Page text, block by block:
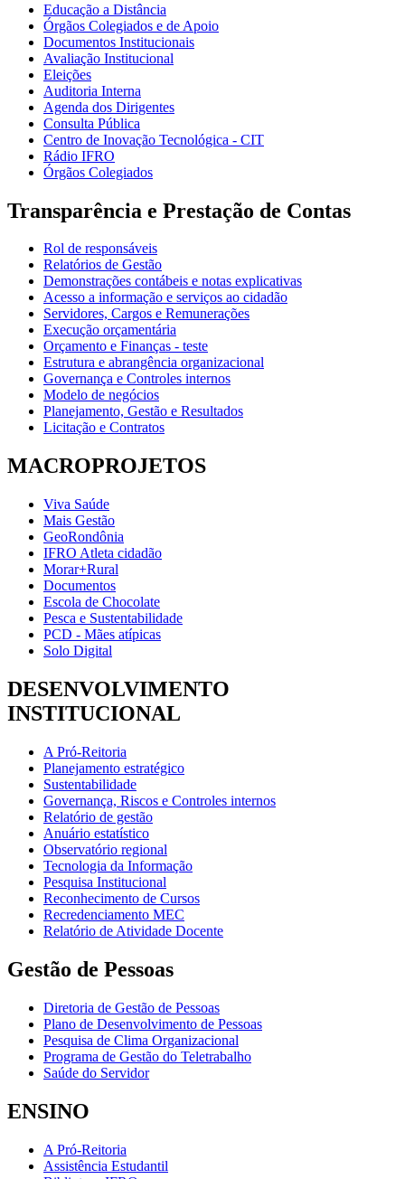
Educação a Distância
Órgãos Colegiados e de Apoio
Documentos Institucionais
Avaliação Institucional
Eleições
Auditoria Interna
Agenda dos Dirigentes
Consulta Pública
Centro de Inovação Tecnológica - CIT
Rádio IFRO
Órgãos Colegiados
Transparência e Prestação de Contas
Rol de responsáveis
Relatórios de Gestão
Demonstrações contábeis e notas explicativas
Acesso a informação e serviços ao cidadão
Servidores, Cargos e Remunerações
Execução orçamentária
Orçamento e Finanças - teste
Estrutura e abrangência organizacional
Governança e Controles internos
Modelo de negócios
Planejamento, Gestão e Resultados
Licitação e Contratos
MACROPROJETOS
Viva Saúde
Mais Gestão
GeoRondônia
IFRO Atleta cidadão
Morar+Rural
Documentos
Escola de Chocolate
Pesca e Sustentabilidade
PCD - Mães atípicas
Solo Digital
DESENVOLVIMENTO
INSTITUCIONAL
A Pró-Reitoria
Planejamento estratégico
Sustentabilidade
Governança, Riscos e Controles internos
Relatório de gestão
Anuário estatístico
Observatório regional
Tecnologia da Informação
Pesquisa Institucional
Reconhecimento de Cursos
Recredenciamento MEC
Relatório de Atividade Docente
Gestão de Pessoas
Diretoria de Gestão de Pessoas
Plano de Desenvolvimento de Pessoas
Pesquisa de Clima Organizacional
Programa de Gestão do Teletrabalho
Saúde do Servidor
ENSINO
A Pró-Reitoria
Assistência Estudantil